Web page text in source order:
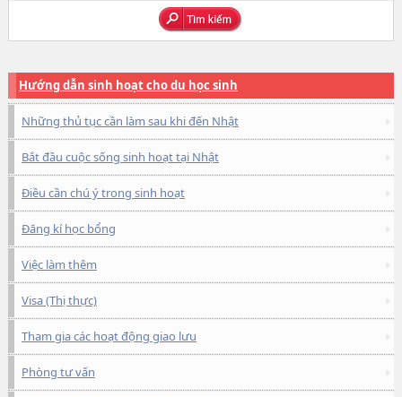
Hướng dẫn sinh hoạt cho du học sinh
Những thủ tục cần làm sau khi đến Nhật
Bắt đầu cuộc sống sinh hoạt tại Nhật
Điều cần chú ý trong sinh hoạt
Đăng kí học bổng
Việc làm thêm
Visa (Thị thực)
Tham gia các hoạt động giao lưu
Phòng tư vấn